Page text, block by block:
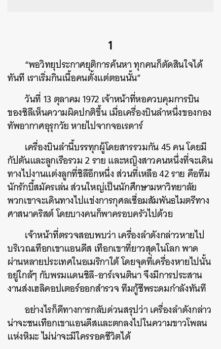
1
“พอวิทยุประกาศยุติการค้นหา ทุกคนก็ตัดสินใจได้
ทันที เราเริ่มกินเนื้อคนตั้งแต่ตอนนั้น”
วันที่ 13 ตุลาคม 1972 เจ้าหน้าที่หอควบคุมการบิน
ของชิลีเห็นความผิดปกติขึ้น เมื่อเครื่องบินลำหนึ่งของกอง
ทัพอากาศอุรุกวัย หายไปจากจอเรดาร์
เครื่องบินลำนี้บรรทุกผู้โดยสารรวมกัน 45 คน โดยมี
กัปตันและลูกเรือรวม 2 ราย และหญิงสาวคนหนึ่งที่จะเดิน
ทางไปงานแต่งลูกที่ชิลีอีกหนึ่ง ส่วนที่เหลือ 42 ราย คือทีม
นักรักบี้สมัครเล่น ส่วนใหญ่เป็นนักศึกษามหาวิทยาลัย
พวกเขาจะเดินทางไปแข่งการกุศลเชื่อมสัมพันธไมตรีทาง
ศาสนาคริสต์ โดยบางคนก็พาครอบครัวไปด้วย
เจ้าหน้าที่ตรวจสอบพบว่า เครื่องลำดังกล่าวหายไป
บริเวณเทือกเขาแอนดีส เทือกเขาที่ยาวสุดในโลก พาด
ผ่านหลายประเทศในอเมริกาใต้ โดยจุดที่เครื่องหายไปนั้น
อยู่ใกล้ๆ กับพรมแดนชิลี-อาร์เจนตินา จึงมีการประสาน
งานส่งเฮลิคอปเตอร์ออกสำรวจ ทีมกู้ชีพระดมกำลังทันที
อย่างไรก็ดีทางการกลับด่วนสรุปว่า เครื่องลำดังกล่าว
น่าจะชนเทือกเขาแอนดีสและตกลงไปในความขาวโพลน
แห่งหิมะ ไม่น่าจะมีใครรอดชีวิตได้